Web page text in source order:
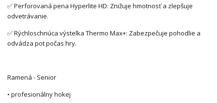
✅ Perforovaná pena Hyperlite HD: Znižuje hmotnosť a zlepšuje
odvetrávanie.
✅ Rýchloschnúca výstelka Thermo Max+: Zabezpečuje pohodlie a
odvádza pot počas hry.
Ramená - Senior
• profesionálny hokej